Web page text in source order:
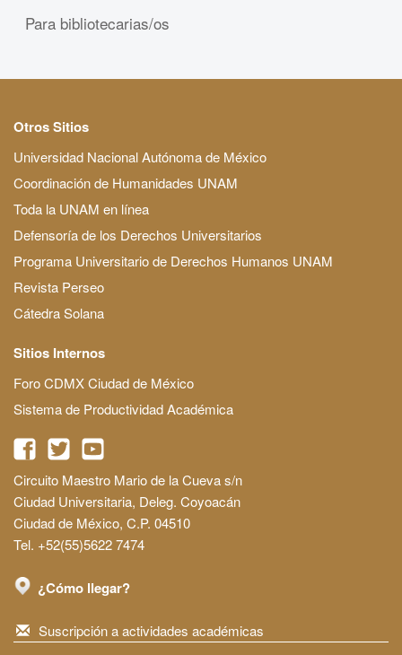
Para bibliotecarias/os
Otros Sitios
Universidad Nacional Autónoma de México
Coordinación de Humanidades UNAM
Toda la UNAM en línea
Defensoría de los Derechos Universitarios
Programa Universitario de Derechos Humanos UNAM
Revista Perseo
Cátedra Solana
Sitios Internos
Foro CDMX Ciudad de México
Sistema de Productividad Académica
Circuito Maestro Mario de la Cueva s/n
Ciudad Universitaria, Deleg. Coyoacán
Ciudad de México, C.P. 04510
Tel. +52(55)5622 7474
¿Cómo llegar?
Suscripción a actividades académicas